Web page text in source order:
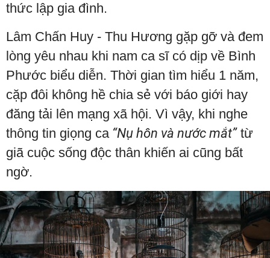
thức lập gia đình.
Lâm Chấn Huy - Thu Hương gặp gỡ và đem
lòng yêu nhau khi nam ca sĩ có dịp về Bình
Phước biểu diễn. Thời gian tìm hiểu 1 năm,
cặp đôi không hề chia sẻ với báo giới hay
đăng tải lên mạng xã hội. Vì vậy, khi nghe
thông tin giọng ca“Nụ hôn và nước mắt”từ
giã cuộc sống độc thân khiến ai cũng bất
ngờ.